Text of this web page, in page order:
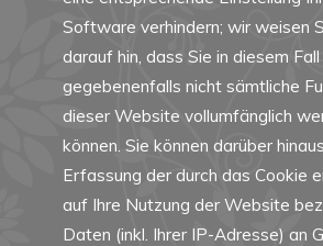
Software verhindern; wir weisen
darauf hin, dass Sie in diesem Fall
gegebenenfalls nicht sämtliche
dieser Website vollumfänglich
können. Sie können darüber
Erfassung der durch das Cookie
auf Ihre Nutzung der Website
Daten (inkl. Ihrer IP-Adresse) an